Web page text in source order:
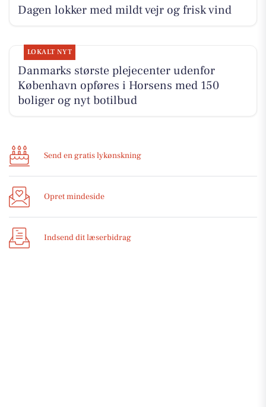
Dagen lokker med mildt vejr og frisk vind
LOKALT NYT
Danmarks største plejecenter udenfor
København opføres i Horsens med 150
boliger og nyt botilbud
Send en gratis lykønskning
Opret mindeside
Indsend dit læserbidrag